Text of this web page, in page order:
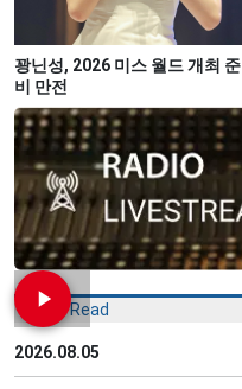
꽝닌성, 2026 미스 월드 개최 준
비 만전
Most Read
2026.08.05